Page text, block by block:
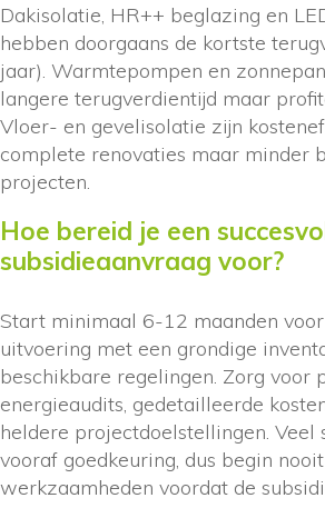
Dakisolatie, HR++ beglazing en
hebben doorgaans de kortste
jaar). Warmtepompen en
langere terugverdientijd maar
Vloer- en gevelisolatie zijn
complete renovaties maar minder
projecten.
Hoe bereid je een
subsidieaanvraag voor?
Start minimaal 6-12 maanden
uitvoering met een grondige
beschikbare regelingen. Zorg voor
energieaudits, gedetailleerde
heldere projectdoelstellingen. Veel
vooraf goedkeuring, dus begin
werkzaamheden voordat de